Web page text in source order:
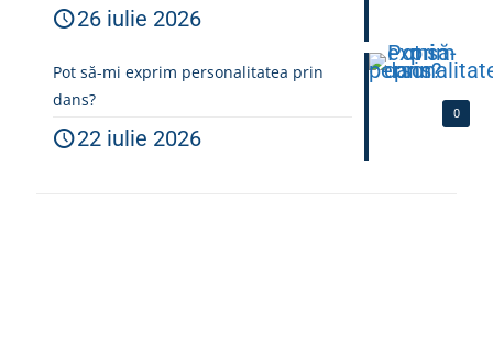
26 iulie 2026
0
Pot să-mi exprim personalitatea prin
dans?
22 iulie 2026